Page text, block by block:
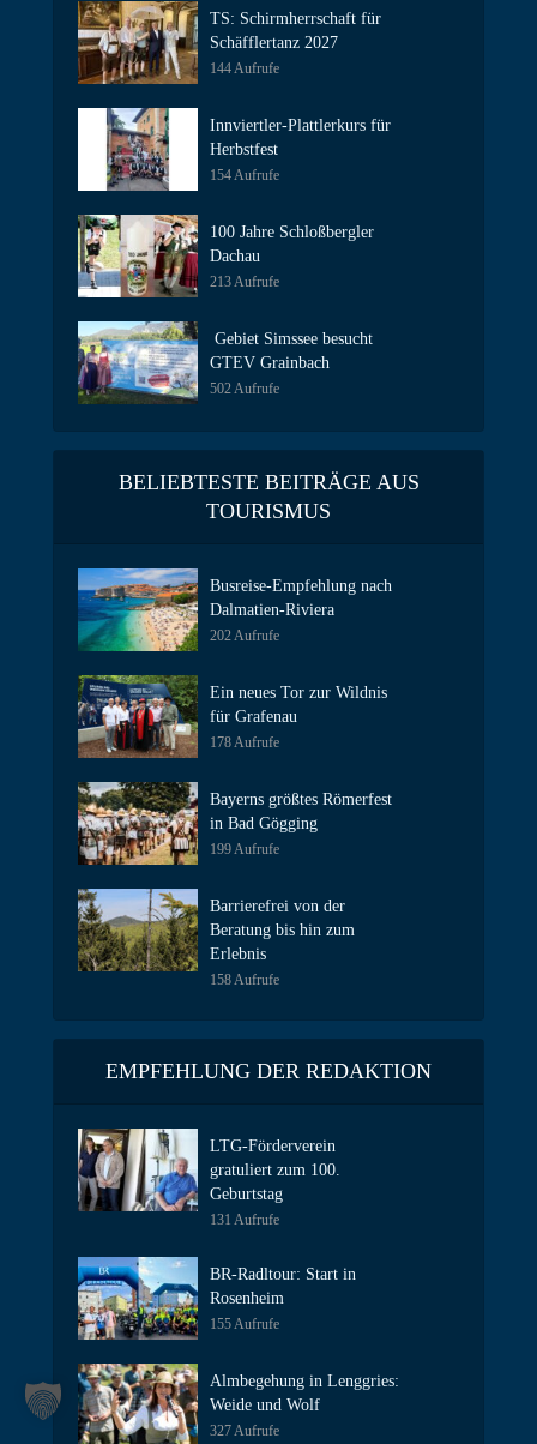
TS: Schirmherrschaft für
Schäfflertanz 2027
144 Aufrufe
Innviertler-Plattlerkurs für
Herbstfest
154 Aufrufe
100 Jahre Schloßbergler
Dachau
213 Aufrufe
Gebiet Simssee besucht
GTEV Grainbach
502 Aufrufe
BELIEBTESTE BEITRÄGE AUS
TOURISMUS
Busreise-Empfehlung nach
Dalmatien-Riviera
202 Aufrufe
Ein neues Tor zur Wildnis
für Grafenau
178 Aufrufe
Bayerns größtes Römerfest
in Bad Gögging
199 Aufrufe
Barrierefrei von der
Beratung bis hin zum
Erlebnis
158 Aufrufe
EMPFEHLUNG DER REDAKTION
LTG-Förderverein
gratuliert zum 100.
Geburtstag
131 Aufrufe
BR-Radltour: Start in
Rosenheim
155 Aufrufe
Almbegehung in Lenggries:
Weide und Wolf
327 Aufrufe